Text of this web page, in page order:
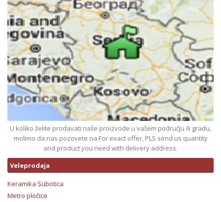
U koliko želite prodavati naše proizvode u vašem području ili gradu,
molimo da nas pozovete na For exact offer, PLS send us quantity
and product you need with delivery address.
Veleprodaja
Keramika Subotica
Metro pločice